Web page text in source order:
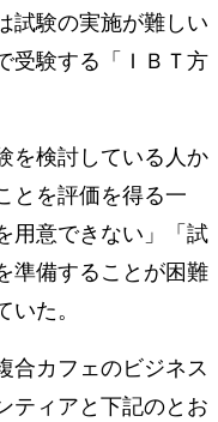
試験の実施が難しい
受験する「ＩＢＴ方
を検討している人か
とを評価を得る一
用意できない」「試
準備することが困難
た。
合カフェのビジネス
ティアと下記のとお